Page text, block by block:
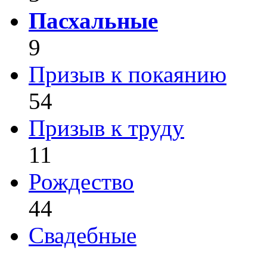
Пасхальные
9
Призыв к покаянию
54
Призыв к труду
11
Рождество
44
Свадебные